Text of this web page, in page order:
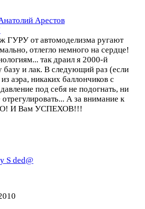
Арестов
ГУРУ от автомоделизма ругают
отлегло немного на сердце!
так драил я 2000-й
базу и лак. В следующий раз (если
аэра, никаких баллончиков с
под себя не подогнать, ни
А за внимание к
И Вам УСПЕХОВ!!!
S ded@